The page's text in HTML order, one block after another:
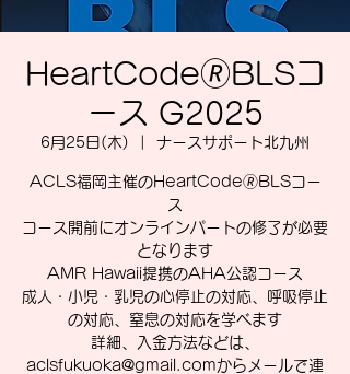
HeartCode🄬BLSコ
ース G2025
6月25日(木) ナースサポート北九州
ACLS福岡主催のHeartCode🄬BLSコー
ス
コース開前にオンラインパートの修了が必要
となります
AMR Hawaii提携のAHA公認コース
成人・小児・乳児の心停止の対応、呼吸停止
の対応、窒息の対応を学べます
詳細、入金方法などは、
aclsfukuoka@gmail.comからメールで連